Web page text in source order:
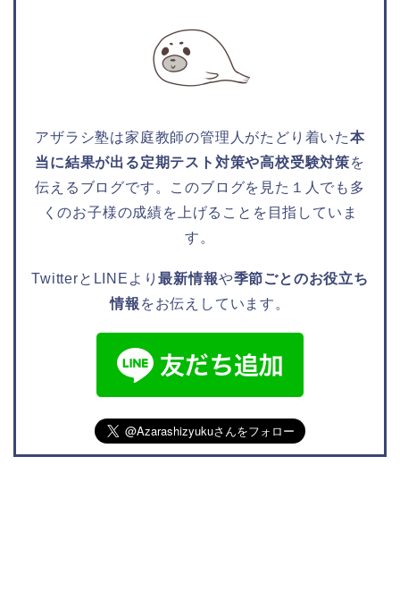
アザラシ塾は家庭教師の管理人がたどり着いた本
当に結果が出る定期テスト対策や高校受験対策を
伝えるブログです。このブログを見た１人でも多
くのお子様の成績を上げることを目指していま
す。
TwitterとLINEより最新情報や季節ごとのお役立ち
情報 をお伝えしています。